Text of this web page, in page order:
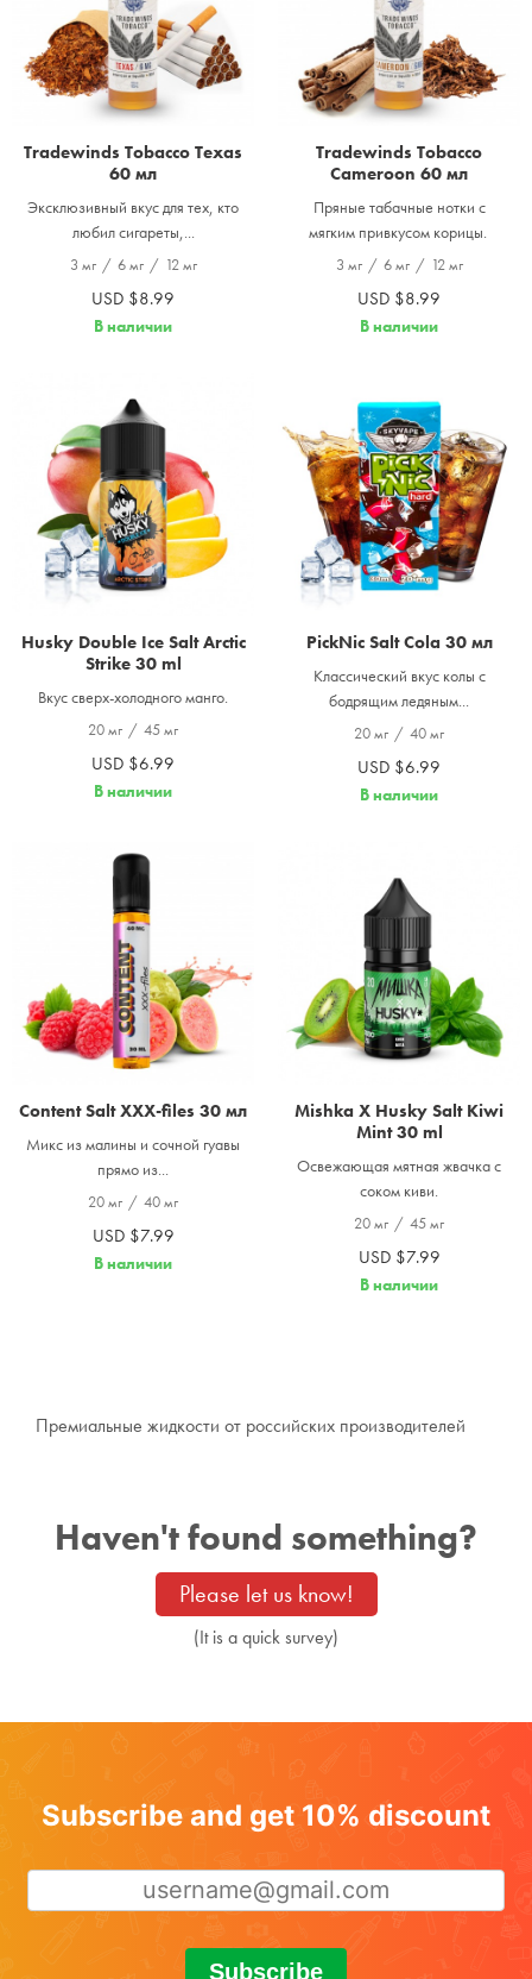
Tradewinds Tobacco Texas
60 мл
Эксклюзивный вкус для тех, кто
любил сигареты,...
3 мг / 6 мг / 12 мг
USD $8.99
В наличии
Tradewinds Tobacco
Cameroon 60 мл
Пряные табачные нотки с
мягким привкусом корицы.
3 мг / 6 мг / 12 мг
USD $8.99
В наличии
Husky Double Ice Salt Arctic
Strike 30 ml
Вкус сверх-холодного манго.
20 мг / 45 мг
USD $6.99
В наличии
PickNic Salt Cola 30 мл
Классический вкус колы с
бодрящим ледяным...
20 мг / 40 мг
USD $6.99
В наличии
Content Salt XXX-files 30 мл
Микс из малины и сочной гуавы
прямо из...
20 мг / 40 мг
USD $7.99
В наличии
Mishka X Husky Salt Kiwi
Mint 30 ml
Освежающая мятная жвачка с
соком киви.
20 мг / 45 мг
USD $7.99
В наличии
Премиальные жидкости от российских производителей
Haven't found something?
Please let us know!
(It is a quick survey)
Subscribe and get 10% discount
Subscribe